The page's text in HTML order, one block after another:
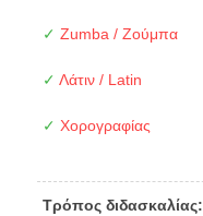
✓ Zumba / Ζούμπα
✓ Λάτιν / Latin
✓ Χορογραφίας
Τρόπος διδασκαλίας: